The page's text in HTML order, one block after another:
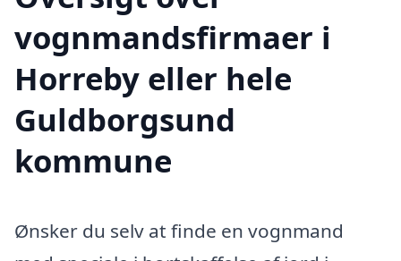
vognmandsfirmaer i
Horreby eller hele
Guldborgsund
kommune
Ønsker du selv at finde en vognmand